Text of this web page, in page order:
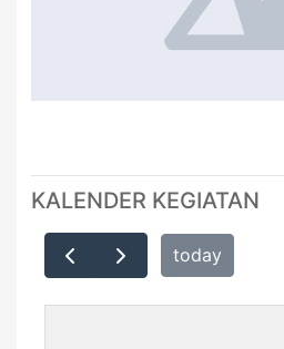
KALENDER KEGIATAN
today